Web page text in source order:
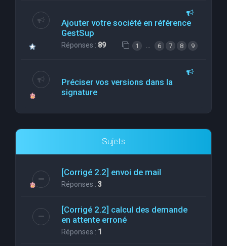
Ajouter votre société en référence
GestSup
Réponses : 89 1 6 7 8 9
Préciser vos versions dans la
signature
Sujets
[Corrigé 2.2] envoi de mail
Réponses : 3
[Corrigé 2.2] calcul des demande
en attente erroné
Réponses : 1